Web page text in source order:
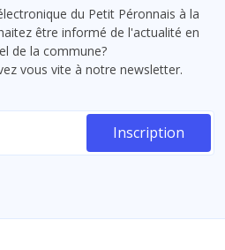
du Petit Péronnais à la
être informé de l'actualité en
de la commune?
vous vite à notre newsletter.